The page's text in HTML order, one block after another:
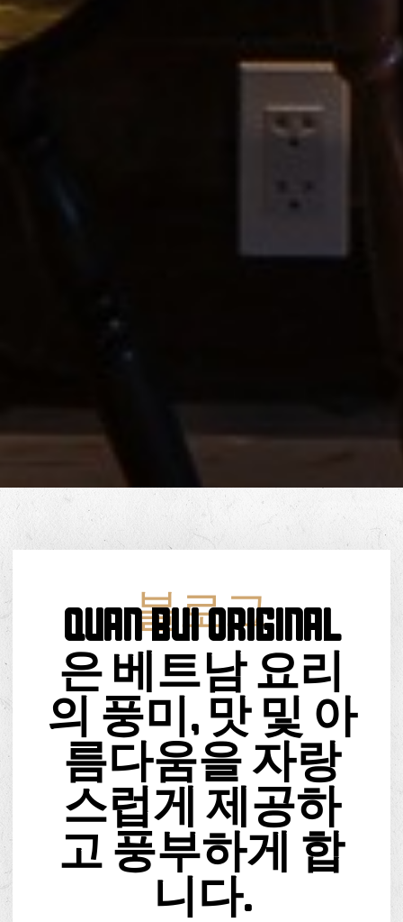
블로그
Quan Bui Original
은 베트남 요리
의 풍미, 맛 및 아
름다움을 자랑
스럽게 제공하
고 풍부하게 합
니다.